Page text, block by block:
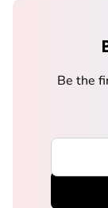
Be the
Voer uw